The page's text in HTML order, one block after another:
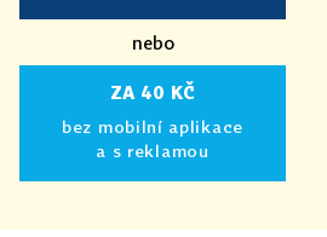
nebo
ZA 40 KČ
bez mobilní aplikace
a s reklamou